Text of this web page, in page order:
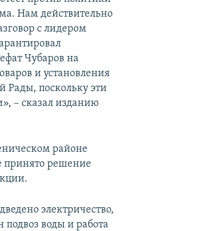
Нам действительно
с лидером
Чубаров на
и установления
Рады, поскольку эти
– сказал изданию
районе
принято решение
электричество,
подвоз воды и работа